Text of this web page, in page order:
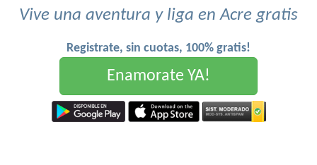
Vive una aventura y liga en Acre gratis
Registrate, sin cuotas, 100% gratis!
Enamorate YA!